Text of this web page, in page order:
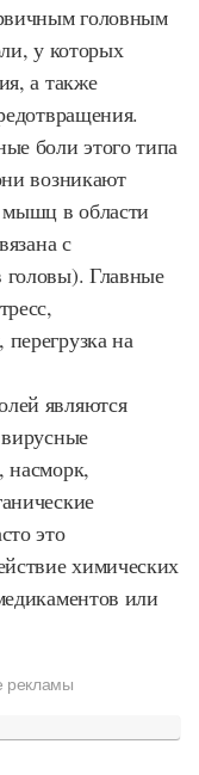
головным
у которых
а также
боли этого типа
возникают
мышц в области
с
головы). Главные
на
являются
насморк,
это
химических
или
рекламы